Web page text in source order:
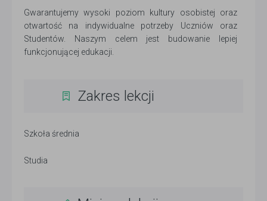
Gwarantujemy wysoki poziom kultury osobistej oraz
otwartość na indywidualne potrzeby Uczniów oraz
Studentów. Naszym celem jest budowanie lepiej
funkcjonującej edukacji.
Zakres lekcji
Szkoła średnia
Studia